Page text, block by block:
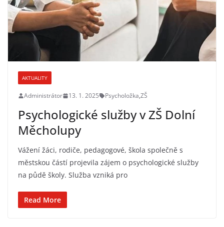
AKTUALITY
Administrátor 13. 1. 2025 Psycholožka,ZŠ
Psychologické služby v ZŠ Dolní
Měcholupy
Vážení žáci, rodiče, pedagogové, škola společně s
městskou částí projevila zájem o psychologické služby
na půdě školy. Služba vzniká pro
Read More